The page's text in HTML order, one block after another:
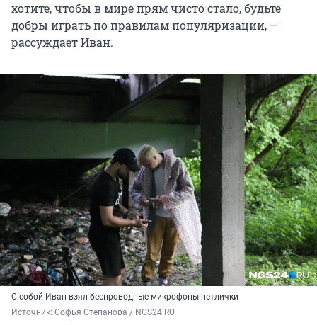
хотите, чтобы в мире прям чисто стало, будьте
добры играть по правилам популяризации, —
рассуждает Иван.
С собой Иван взял беспроводные микрофоны-петлички
Источник: Софья Степанова / NGS24.RU